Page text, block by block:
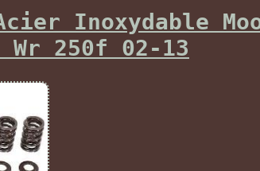
Inoxydable
Wr 250f 02-13